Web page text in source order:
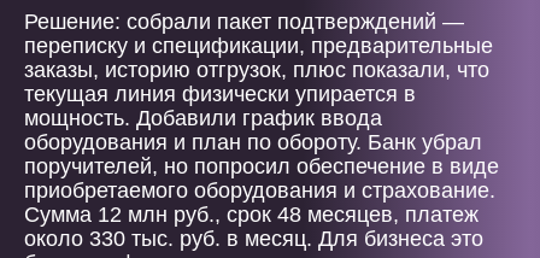
Решение: собрали пакет подтверждений —
переписку и спецификации, предварительные
заказы, историю отгрузок, плюс показали, что
текущая линия физически упирается в
мощность. Добавили график ввода
оборудования и план по обороту. Банк убрал
поручителей, но попросил обеспечение в виде
приобретаемого оборудования и страхование.
Сумма 12 млн руб., срок 48 месяцев, платеж
около 330 тыс. руб. в месяц. Для бизнеса это